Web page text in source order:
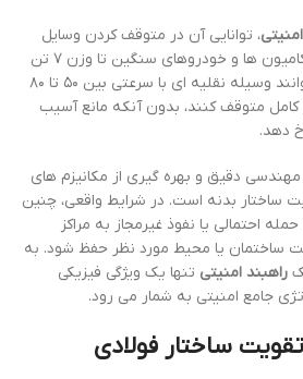
، توانایی آن در متوقف کردن وسایل
نقلیه بسیار سنگین مانند کامیون ها و خودروهای سنگین تا وزن ۷ تن
است. این سیستم ها می توانند وسیله نقلیه ای با سرعتی بین ۵۰ تا ۸۰
کامل متوقف کنند، بدون آنکه مانع آسیب
دهد.
مهندسی دقیق و بهره گیری از مکانیزم های
ساختار بدنه است. در شرایط واقعی، چنین
احتمالی یا نفوذ غیرمجاز به مراکز
یا محیط مورد نظر حفظ شود. به
راهبند امنیتی تنها یک ویژگی فیزیکی
جامع امنیتی به شمار می رود.
ساختار فولادی